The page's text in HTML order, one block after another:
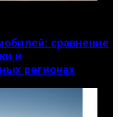
сравнение
и
регионах